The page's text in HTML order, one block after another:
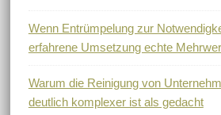
Wenn Entrümpelung zur
erfahrene Umsetzung echte
Warum die Reinigung von
deutlich komplexer ist als gedacht